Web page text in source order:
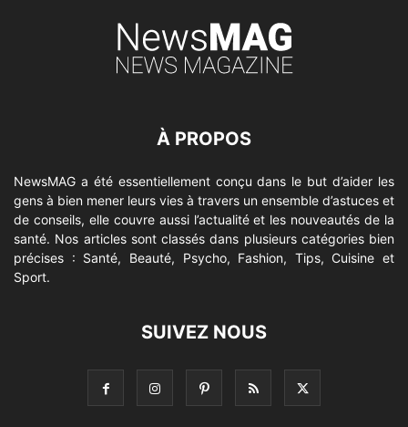
À PROPOS
NewsMAG a été essentiellement conçu dans le but d’aider les
gens à bien mener leurs vies à travers un ensemble d’astuces et
de conseils, elle couvre aussi l’actualité et les nouveautés de la
santé. Nos articles sont classés dans plusieurs catégories bien
précises : Santé, Beauté, Psycho, Fashion, Tips, Cuisine et
Sport.
SUIVEZ NOUS